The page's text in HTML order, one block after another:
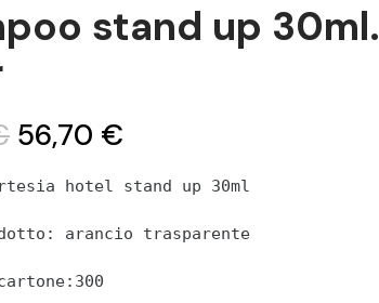
stand up 30ml.
56,70 €
hotel stand up 30ml
arancio trasparente